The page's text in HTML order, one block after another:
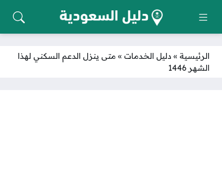
الرئيسية » دليل الخدمات » متى ينزل الدعم السكني لهذا
الشهر 1446